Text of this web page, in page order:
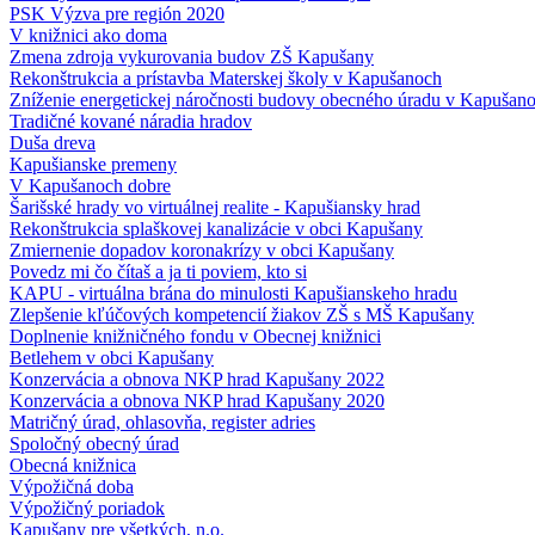
PSK Výzva pre región 2020
V knižnici ako doma
Zmena zdroja vykurovania budov ZŠ Kapušany
Rekonštrukcia a prístavba Materskej školy v Kapušanoch
Zníženie energetickej náročnosti budovy obecného úradu v
Tradičné kované náradia hradov
Duša dreva
Kapušianske premeny
V Kapušanoch dobre
Šarišské hrady vo virtuálnej realite - Kapušiansky hrad
Rekonštrukcia splaškovej kanalizácie v obci Kapušany
Zmiernenie dopadov koronakrízy v obci Kapušany
Povedz mi čo čítaš a ja ti poviem, kto si
KAPU - virtuálna brána do minulosti Kapušianskeho hradu
Zlepšenie kľúčových kompetencií žiakov ZŠ s MŠ Kapušany
Doplnenie knižničného fondu v Obecnej knižnici
Betlehem v obci Kapušany
Konzervácia a obnova NKP hrad Kapušany 2022
Konzervácia a obnova NKP hrad Kapušany 2020
Matričný úrad, ohlasovňa, register adries
Spoločný obecný úrad
Obecná knižnica
Výpožičná doba
Výpožičný poriadok
Kapušany pre všetkých, n.o.